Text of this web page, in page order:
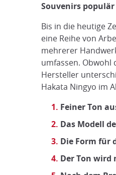
Souvenirs
Bis in die heutige
eine Reihe von
mehrerer
umfassen. Obwohl
Hersteller
Hakata Ningyo im
Feiner Ton
Das Modell
Die Form für
Der Ton wird